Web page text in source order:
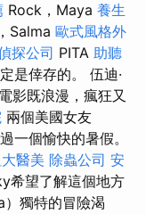
Rock，Maya 養生
Salma 歐式風格外
探公司 PITA 助聽
是倖存的。 伍迪·
影既浪漫，瘋狂又
兩個美國女友
一個愉快的暑假。
醫美 除蟲公司 安
希望了解這個地方
獨特的冒險渴